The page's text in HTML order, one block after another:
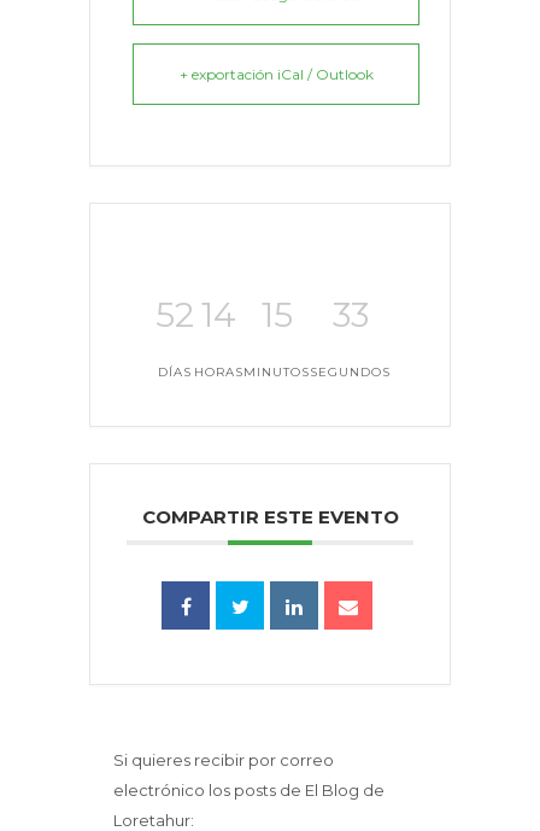
+ exportación iCal / Outlook
52
DÍAS
14
HORAS
15
MINUTOS
33
SEGUNDOS
COMPARTIR ESTE EVENTO
Si quieres recibir por correo
electrónico los posts de El Blog de
Loretahur: